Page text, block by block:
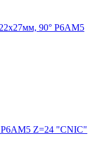
90° Р6АМ5
Р6АМ5 Z=24 "CNIC"